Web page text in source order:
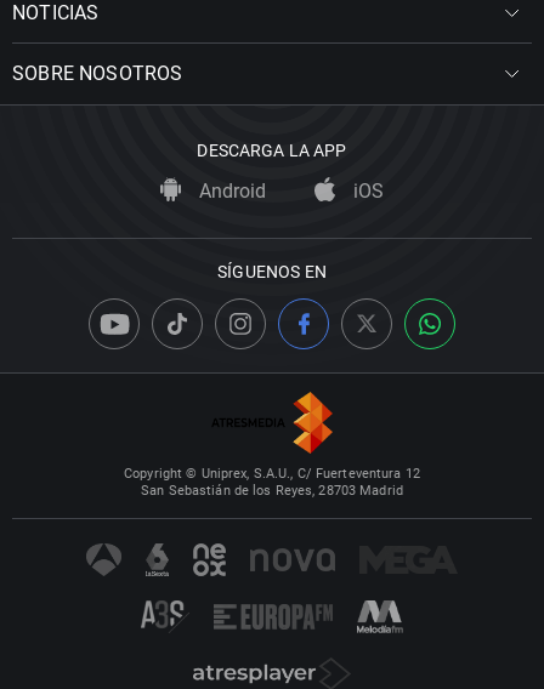
NOTICIAS
SOBRE NOSOTROS
DESCARGA LA APP
Android iOS
SÍGUENOS EN
Copyright © Uniprex, S.A.U., C/ Fuerteventura 12
San Sebastián de los Reyes, 28703 Madrid